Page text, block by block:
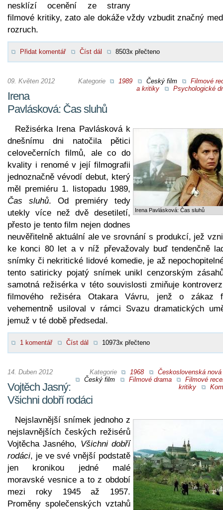
nesklízí ocenění ze strany
filmové kritiky, zato ale dokáže vždy vzbudit značný
rozruch.
Přidat komentář Číst dál 8503x přečteno
Kategorie 1989 Český film
Filmové
a kritiky
Psychologické
09. Květen 2012
Irena
Pavlásková: Čas sluhů
Irena Pavlásková: Čas sluhů
Režisérka Irena Pavlásková k
dnešnímu dni natočila pětici
celovečerních filmů, ale co do
kvality i renomé v její filmografii
jednoznačně vévodí debut, který
měl premiéru 1. listopadu 1989,
Čas sluhů. Od premiéry tedy
utekly více než dvě desetiletí,
přesto je tento film nejen dodnes
neuvěřitelně aktuální ale ve srovnání s produkcí, jež
ke konci 80 let a v níž převažovaly buď tendenčně
snímky či nekritické lidové komedie, je až
tento satiricky pojatý snímek unikl cenzorským
samotná režisérka v této souvislosti zmiňuje
filmového režiséra Otakara Vávru, jenž o zákaz
vehementně usiloval v rámci Svazu dramatických
jemuž v té době předsedal.
1 komentář Číst dál 10973x přečteno
Kategorie 1968
Československá nová
Český film
Filmové drama
Filmové
kritiky
14. Duben 2012
Vojtěch Jasný:
Všichni dobří rodáci
Nejslavnější snímek jednoho z
nejslavnějších českých režisérů
Vojtěcha Jasného, Všichni dobří
rodáci, je ve své vnější podstatě
jen kronikou jedné malé
moravské vesnice a to z období
mezi roky 1945 až 1957.
Proměny společenských vztahů